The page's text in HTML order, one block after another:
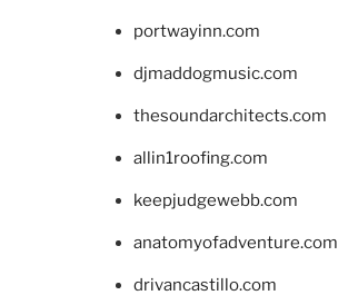
portwayinn.com
djmaddogmusic.com
thesoundarchitects.com
allin1roofing.com
keepjudgewebb.com
anatomyofadventure.com
drivancastillo.com